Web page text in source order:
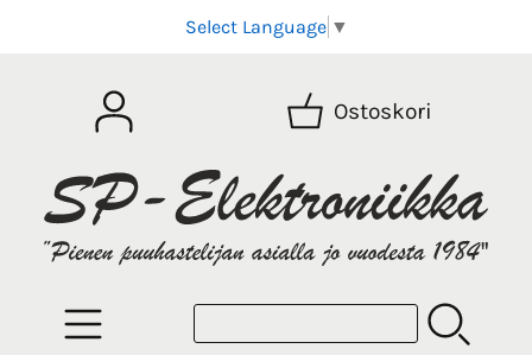
Select Language ▼
Ostoskori